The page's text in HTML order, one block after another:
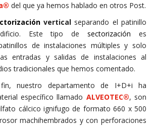
del que ya hemos hablado en otros Post.
vertical separando el patinillo
Este tipo desectorización es
de instalaciones múltiples y solo
entradas y salidas de instalaciones al
tradicionales que hemos comentado.
nuestro departamento de I+D+i ha
específico llamado ALVEOTEC®, son
cálcico ignifugo de formato 660 x 500
machihembrados y con perforaciones